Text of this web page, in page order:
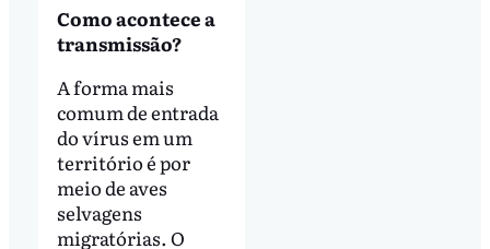
Como acontece a
transmissão?
A forma mais
comum de entrada
do vírus em um
território é por
meio de aves
selvagens
migratórias. O